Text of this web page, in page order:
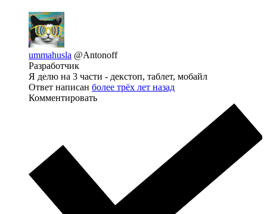
ummahusla @Antonoff
Разработчик
Я делю на 3 части - декстоп, таблет, мобайл
Ответ написан более трёх лет назад
Комментировать